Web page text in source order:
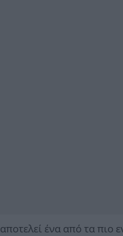
αποτελεί ένα από τα πιο